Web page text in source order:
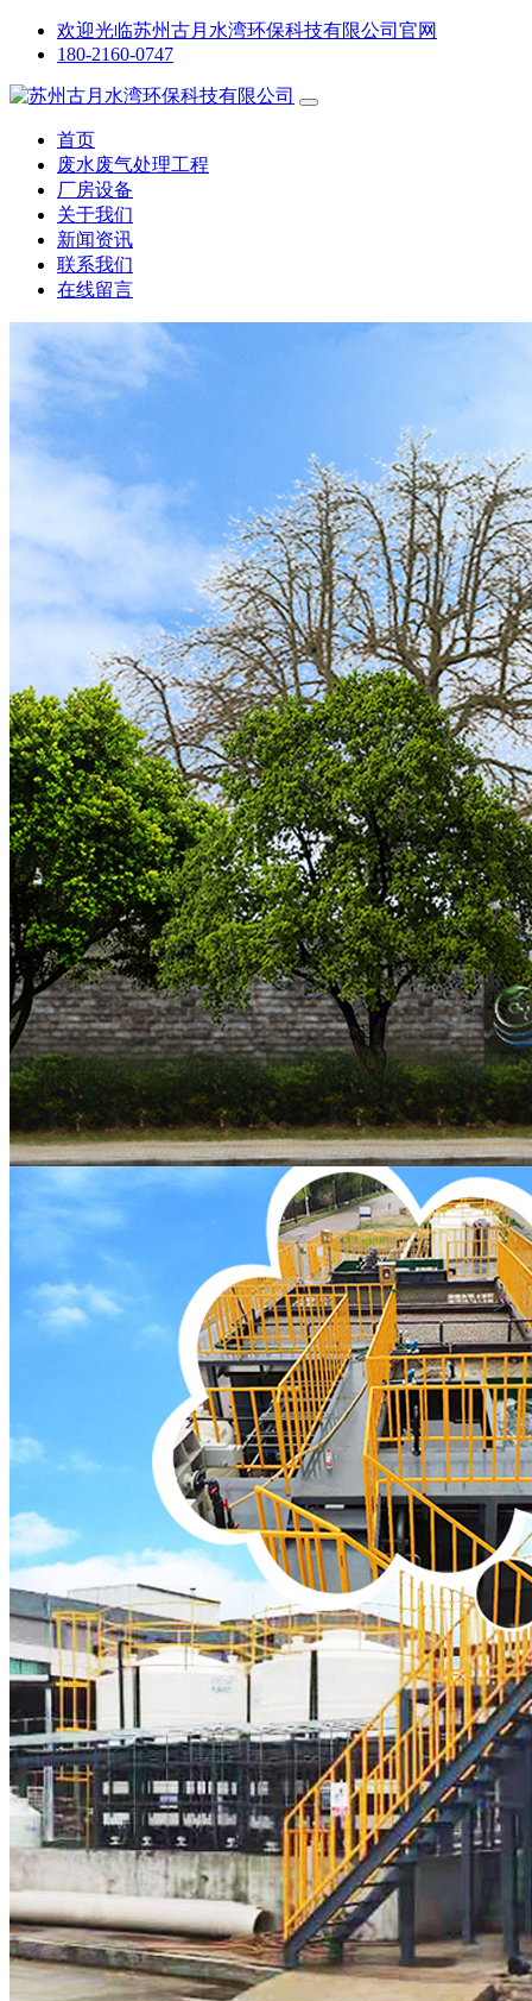
欢迎光临苏州古月水湾环保科技有限公司官网
180-2160-0747
首页
废水废气处理工程
厂房设备
关于我们
新闻资讯
联系我们
在线留言